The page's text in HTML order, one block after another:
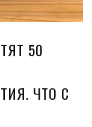
50
ЧТО С